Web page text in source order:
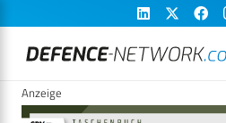
Anzeige